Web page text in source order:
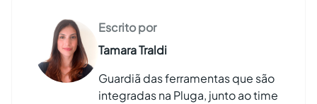
Escrito por
Tamara Traldi
Guardiã das ferramentas que são
integradas na Pluga, junto ao time